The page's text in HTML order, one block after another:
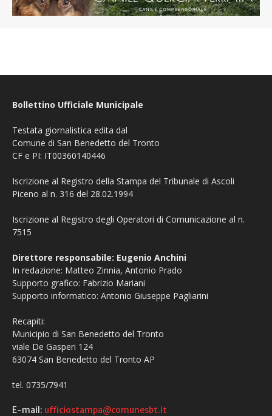
Bollettino Ufficiale Municipale
Testata giornalistica edita dal
Comune di San Benedetto del Tronto
CF e PI: IT00360140446
Iscrizione al Registro della Stampa del Tribunale di Ascoli
Piceno al n. 316 del 28.02.1994
Iscrizione al Registro degli Operatori di Comunicazione al n.
7515
Direttore responsabile: Eugenio Anchini
In redazione: Matteo Zinnia, Antonio Prado
Supporto grafico: Fabrizio Mariani
Supporto informatico: Antonio Giuseppe Pagliarini
Recapiti:
Municipio di San Benedetto del Tronto
viale De Gasperi 124
63074 San Benedetto del Tronto AP
tel. 0735/7941
E-mail: ufficiostampa@comunesbt.it